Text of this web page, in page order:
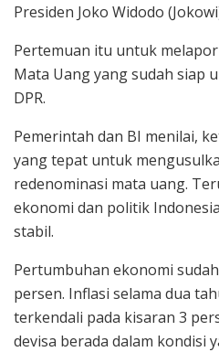
Presiden Joko Widodo
Pertemuan itu untuk
Mata Uang yang sudah siap
DPR.
Pemerintah dan BI menilai,
yang tepat untuk
redenominasi mata uang.
ekonomi dan politik
stabil.
Pertumbuhan ekonomi
persen. Inflasi selama dua
terkendali pada kisaran 3
devisa berada dalam kondisi